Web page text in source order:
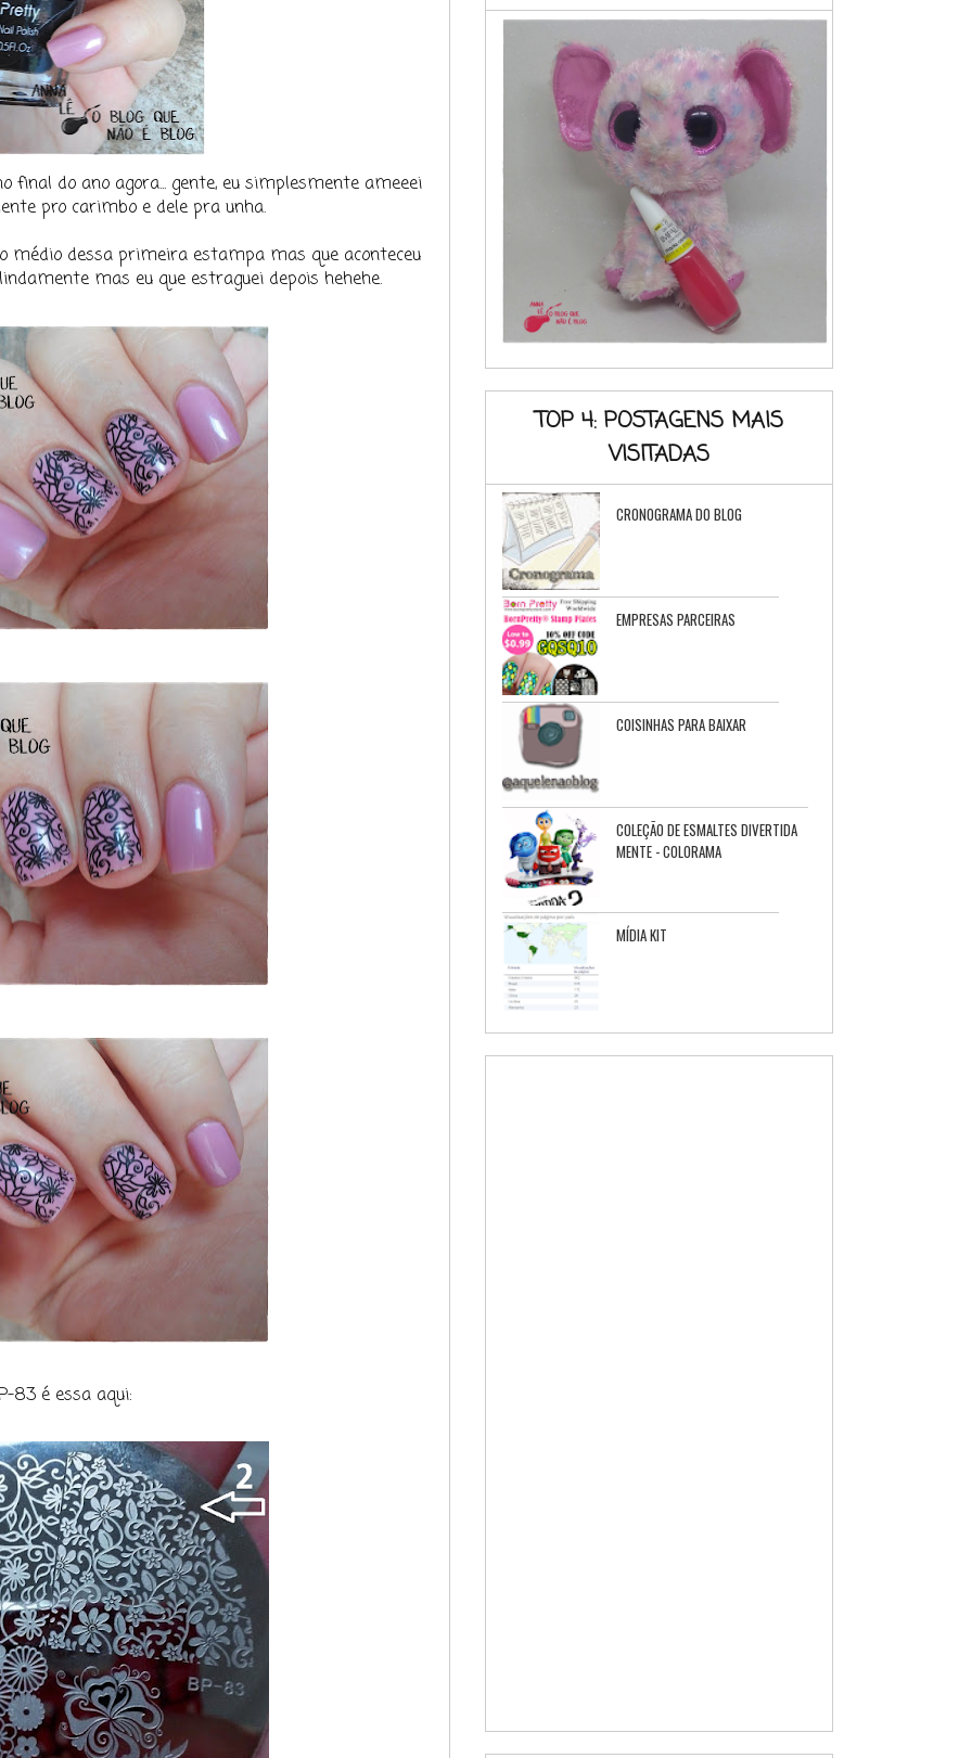
final do ano agora... gente, eu simplesmente ameeei
pro carimbo e dele pra unha.
médio dessa primeira estampa mas que aconteceu
mas eu que estraguei depois hehehe.
83 é essa aqui:
TOP 4: POSTAGENS MAIS
VISITADAS
CRONOGRAMA DO BLOG
EMPRESAS PARCEIRAS
COISINHAS PARA BAIXAR
COLEÇÃO DE ESMALTES DIVERTIDA
MENTE - COLORAMA
MÍDIA KIT